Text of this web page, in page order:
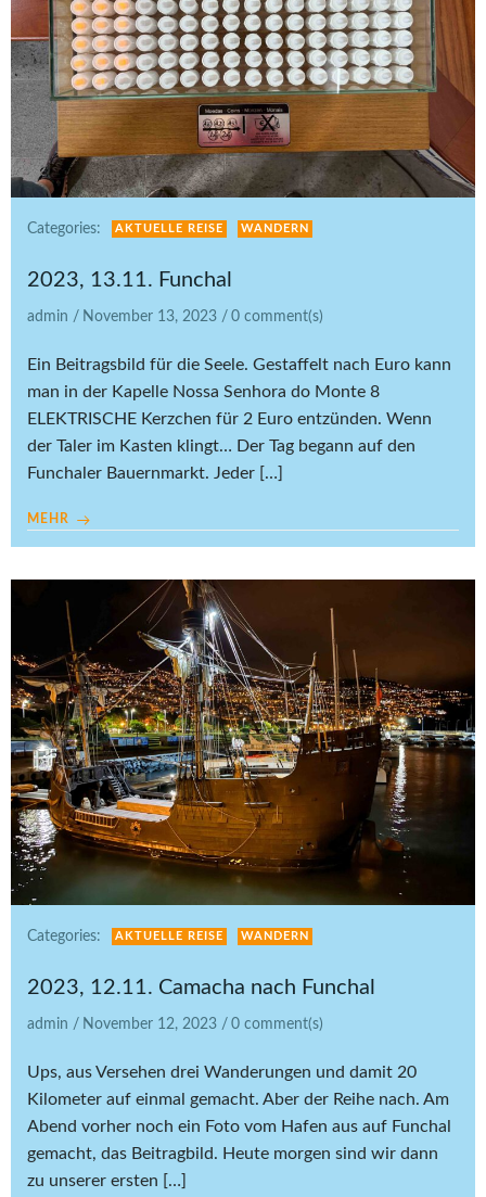
Categories: AKTUELLE REISE WANDERN
2023, 13.11. Funchal
admin / November 13, 2023 / 0 comment(s)
Ein Beitragsbild für die Seele. Gestaffelt nach Euro kann
man in der Kapelle Nossa Senhora do Monte 8
ELEKTRISCHE Kerzchen für 2 Euro entzünden. Wenn
der Taler im Kasten klingt… Der Tag begann auf den
Funchaler Bauernmarkt. Jeder […]
MEHR
Categories: AKTUELLE REISE WANDERN
2023, 12.11. Camacha nach Funchal
admin / November 12, 2023 / 0 comment(s)
Ups, aus Versehen drei Wanderungen und damit 20
Kilometer auf einmal gemacht. Aber der Reihe nach. Am
Abend vorher noch ein Foto vom Hafen aus auf Funchal
gemacht, das Beitragbild. Heute morgen sind wir dann
zu unserer ersten […]